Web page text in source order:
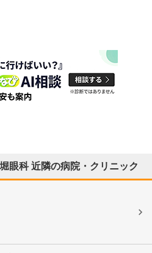
眼科近隣の病院・クリニック